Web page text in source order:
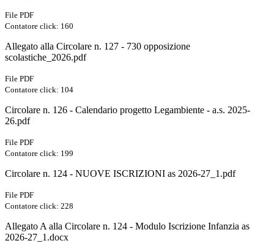
File PDF
Contatore click: 160
Allegato alla Circolare n. 127 - 730 opposizione
scolastiche_2026.pdf
File PDF
Contatore click: 104
Circolare n. 126 - Calendario progetto Legambiente - a.s. 2025-
26.pdf
File PDF
Contatore click: 199
Circolare n. 124 - NUOVE ISCRIZIONI as 2026-27_1.pdf
File PDF
Contatore click: 228
Allegato A alla Circolare n. 124 - Modulo Iscrizione Infanzia as
2026-27_1.docx